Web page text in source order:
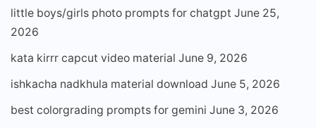
little boys/girls photo prompts for chatgpt June 25,
2026
kata kirrr capcut video material June 9, 2026
ishkacha nadkhula material download June 5, 2026
best colorgrading prompts for gemini June 3, 2026